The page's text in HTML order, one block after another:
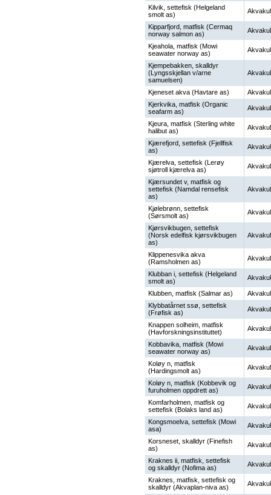
Kilvik, settefisk (Helgeland
smolt as)
Kipparfjord, matfisk (Cermaq
norway salmon as)
Kjeahola, matfisk (Mowi
seawater norway as)
Kjempebakken, skalldyr
(Lyngsskjellan v/arne
samuelsen)
Kjeneset akva (Havtare as)
Kjerkvika, matfisk (Organic
seafarm as)
Kjeura, matfisk (Sterling white
halibut as)
Kjærefjord, settefisk (Fjellfisk
as)
Kjærelva, settefisk (Lerøy
sjøtroll kjærelva as)
Kjærsundet v, matfisk og
settefisk (Namdal rensefisk
as)
Kjølebrønn, settefisk
(Sørsmolt as)
Kjørsvikbugen, settefisk
(Norsk edelfisk kjørsvikbugen
as)
Klippenesvika akva
(Ramsholmen as)
Klubban i, settefisk (Helgeland
smolt as)
Klubben, matfisk (Salmar as)
Klybbatårnet ssø, settefisk
(Frøfisk as)
Knappen solheim, matfisk
(Havforskningsinstituttet)
Kobbavika, matfisk (Mowi
seawater norway as)
Koløy n, matfisk
(Hardingsmolt as)
Koløy n, matfisk (Kobbevik og
furuholmen oppdrett as)
Komfarholmen, matfisk og
settefisk (Bolaks land as)
Kongsmoelva, settefisk (Mowi
asa)
Korsneset, skalldyr (Finefish
as)
Kraknes ii, matfisk, settefisk
og skalldyr (Nofima as)
Kraknes, matfisk, settefisk og
skalldyr (Akvaplan-niva as)